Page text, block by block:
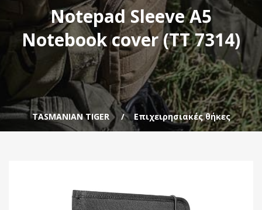
Notepad Sleeve A5
Notebook cover (TT 7314)
TASMANIAN TIGER Επιχειρησιακές θήκες